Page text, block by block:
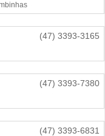
(47) 3393-3165
(47) 3393-7380
(47) 3393-6831